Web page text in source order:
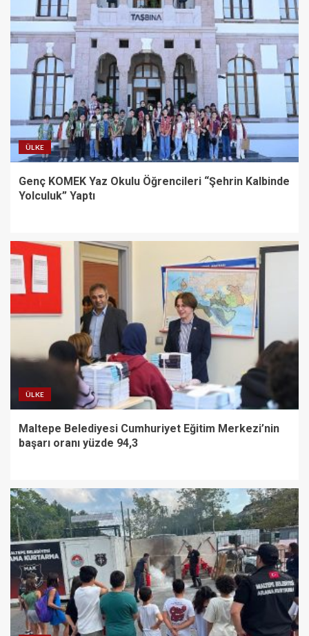
ÜLKE
Genç KOMEK Yaz Okulu Öğrencileri “Şehrin Kalbinde
Yolculuk” Yaptı
ÜLKE
Maltepe Belediyesi Cumhuriyet Eğitim Merkezi’nin
başarı oranı yüzde 94,3